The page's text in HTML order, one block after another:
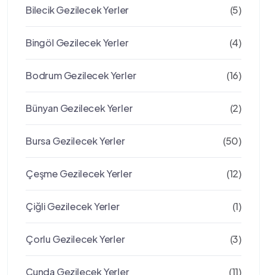
Bilecik Gezilecek Yerler (5)
Bingöl Gezilecek Yerler (4)
Bodrum Gezilecek Yerler (16)
Bünyan Gezilecek Yerler (2)
Bursa Gezilecek Yerler (50)
Çeşme Gezilecek Yerler (12)
Çiğli Gezilecek Yerler (1)
Çorlu Gezilecek Yerler (3)
Cunda Gezilecek Yerler (11)